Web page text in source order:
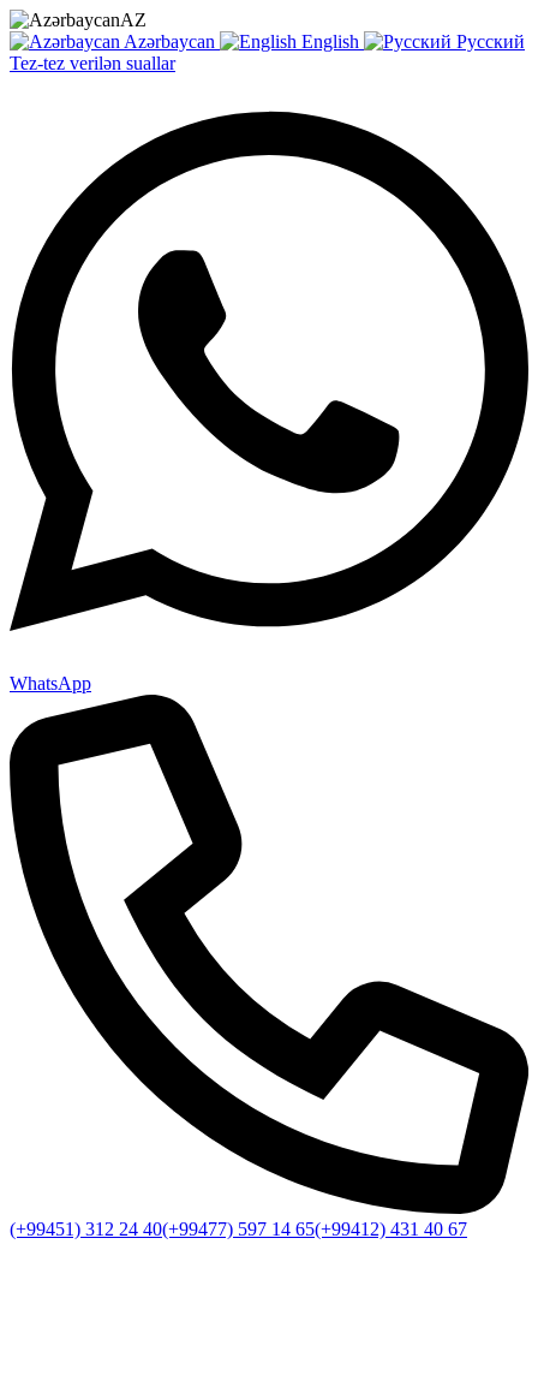
AZ
Azərbaycan
English
Русский
Tez-tez verilən suallar
WhatsApp
(+99451) 312 24 40(+99477) 597 14 65(+99412) 431 40 67